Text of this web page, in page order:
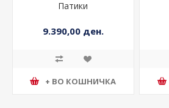
Патики
9.390,00 ден.
+ ВО КОШНИЧКА